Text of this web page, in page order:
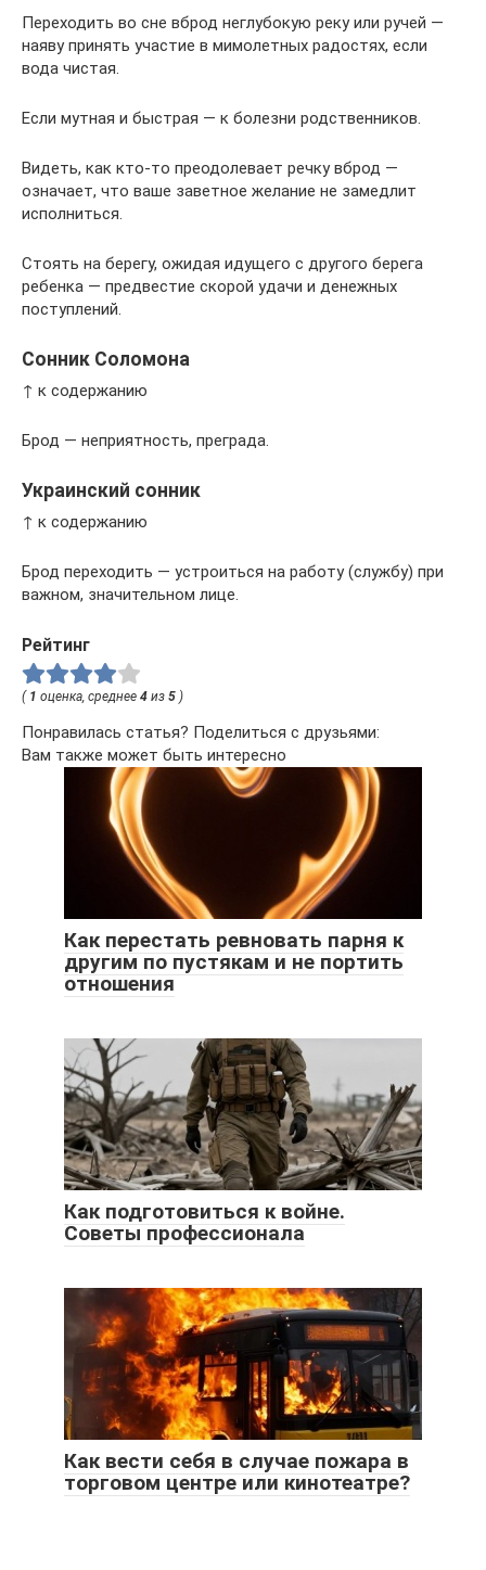
Переходить во сне вброд неглубокую реку или ручей —
наяву принять участие в мимолетных радостях, если
вода чистая.
Если мутная и быстрая — к болезни родственников.
Видеть, как кто-то преодолевает речку вброд —
означает, что ваше заветное желание не замедлит
исполниться.
Стоять на берегу, ожидая идущего с другого берега
ребенка — предвестие скорой удачи и денежных
поступлений.
Сонник Соломона
↑ к содержанию
Брод — неприятность, преграда.
Украинский сонник
↑ к содержанию
Брод переходить — устроиться на работу (службу) при
важном, значительном лице.
Рейтинг
( 1 оценка, среднее 4 из 5 )
Понравилась статья? Поделиться с друзьями:
Вам также может быть интересно
Как перестать ревновать парня к
другим по пустякам и не портить
отношения
Как подготовиться к войне.
Советы профессионала
Как вести себя в случае пожара в
торговом центре или кинотеатре?